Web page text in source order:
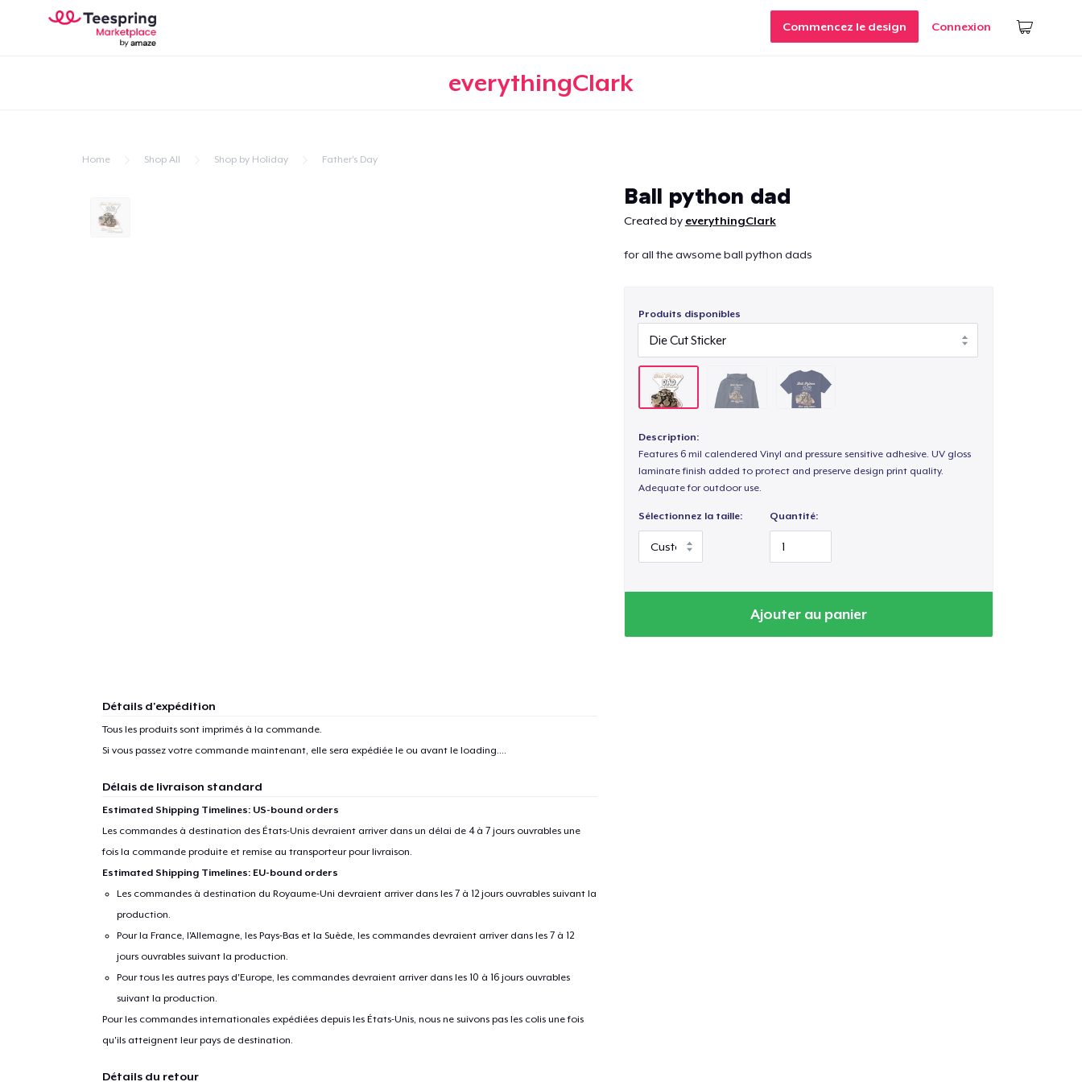
Commencez le design Connexion
everythingClark
Home Shop All Shop by Holiday Father's Day
Ball python dad
Created by everythingClark
for all the awsome ball python dads
Produits disponibles
Description:
Features 6 mil calendered Vinyl and pressure sensitive adhesive. UV gloss
laminate finish added to protect and preserve design print quality.
Adequate for outdoor use.
Sélectionnez la taille: Quantité:
Ajouter au panier
Détails d'expédition
Tous les produits sont imprimés à la commande.
Si vous passez votre commande maintenant, elle sera expédiée le ou avant le loading....
Délais de livraison standard
Estimated Shipping Timelines: US-bound orders
Les commandes à destination des États-Unis devraient arriver dans un délai de 4 à 7 jours ouvrables une
fois la commande produite et remise au transporteur pour livraison.
Estimated Shipping Timelines: EU-bound orders
Les commandes à destination du Royaume-Uni devraient arriver dans les 7 à 12 jours ouvrables suivant la
production.
Pour la France, l'Allemagne, les Pays-Bas et la Suède, les commandes devraient arriver dans les 7 à 12
jours ouvrables suivant la production.
Pour tous les autres pays d'Europe, les commandes devraient arriver dans les 10 à 16 jours ouvrables
suivant la production.
Pour les commandes internationales expédiées depuis les États-Unis, nous ne suivons pas les colis une fois
qu'ils atteignent leur pays de destination.
Détails du retour
1article ajouté au
Classic Crew Neck T-Shirt